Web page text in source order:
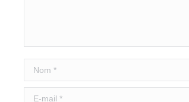
Nom *
E-mail *